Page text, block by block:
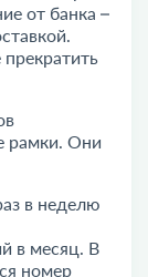
от банка –
рамки. Они
в неделю
в месяц. В
номер